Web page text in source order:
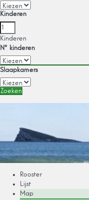
Kinderen
Kinderen
Nº kinderen
Slaapkamers
Zoeken
Rooster
Lijst
Map